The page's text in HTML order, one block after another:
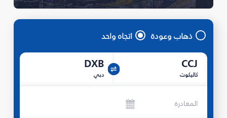
ذهاب وعودة اتجاه واحد
CCJ
كاليكوت
DXB
دبي
المغادرة